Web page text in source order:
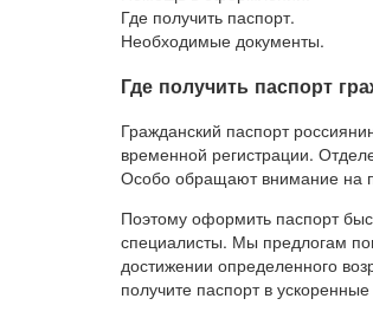
Где получить паспорт.
Необходимые документы.
Где получить паспорт
Гражданский паспорт
временной регистрации.
Особо обращают внимание на
Поэтому оформить паспорт
специалисты. Мы предлогам
достижении определенного
получите паспорт в